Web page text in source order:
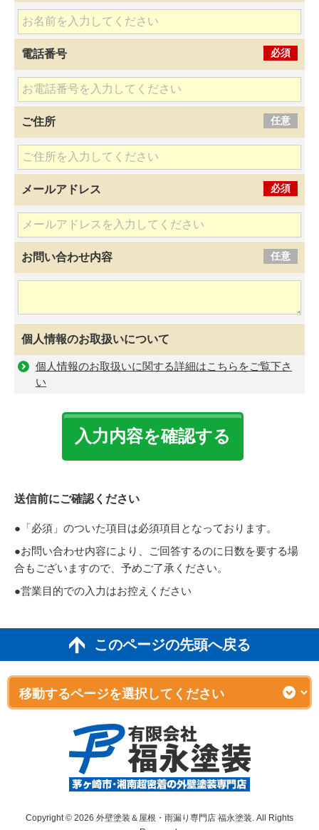
電話番号 必須
ご住所 任意
メールアドレス 必須
お問い合わせ内容 任意
個人情報のお取扱いについて
個人情報のお取扱いに関する詳細はこちらをご覧下さ
い
送信前にご確認ください
●「必須」のついた項目は必須項目となっております。
●お問い合わせ内容により、ご回答するのに日数を要する場
合もございますので、予めご了承ください。
●営業目的での入力はお控えください
このページの先頭へ戻る
Copyright © 2026 外壁塗装＆屋根・雨漏り専門店 福永塗装. All Rights